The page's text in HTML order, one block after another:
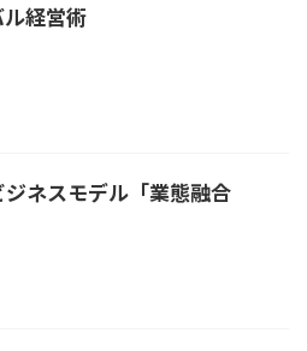
経営術
ネスモデル「業態融合